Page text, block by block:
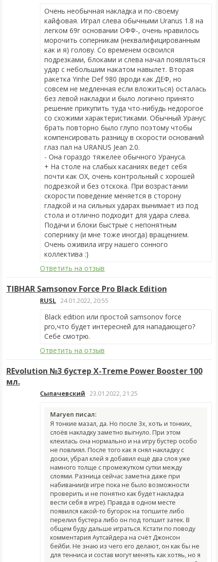
Очень необычная накладка и по-своему
кайфовая. Играл слева обычными Uranus 1.8 на
легком 69г основании ОФФ-, очень нравилось
морочить соперникам (неквалифицированным
как и я) голову. Со временем освоился
подрезками, блоками и слева начал появляться
удар с небольшим накатом навылет. Вторая
ракетка Yinhe Def 980 (вроди как ДЕФ, но
совсем не медленная если вложиться) осталась
без левой накладки и было логично принято
решение прикупить туда что-нибудь недорогое
со схожими характеристиками. Обычный Уранус
брать повторно было глупо поэтому чтобы
компенсировать разницу в скорости оснований
глаз пал на URANUS Jean 2.0.
- Она гораздо тяжелее обычного Урануса.
+ На столе на слабых касаниях ведет себя
почти как ОХ, очень контрольный с хорошей
подрезкой и без отскока. При возрастании
скорости поведение меняется в сторону
гладкой и на сильных ударах вынимает из под
стола и отлично подходит для удара слева.
Подачи и блоки быстрые с непонятным
сопернику (и мне тоже иногда) вращением.
Очень оживила игру нашего сонного
коллектива :)
Ответить на отзыв
TIBHAR Samsonov Force Pro Black Edition
RUSL 24.01.2022, 20:55
Black edition или простой samsonov force
pro,что будет интересней для нападающего?
Себе смотрю.
Ответить на отзыв
REvolution №3 бустер X-Treme Power Booster 100
мл.
Сыпачевский 23.01.2022, 21:25
Maryen писал:
Я тонкие мазал, да. Но после 3х, хоть и тонких,
слоёв накладку заметно выгнуло. При этом
клеилась она нормально и на игру бустер особо
не повлиял. После того как я снял накладку с
доски, убрал клей я добавил ещё два слоя уже
намного толще с промежутком сутки между
слоями. Разница сейчас заметна даже при
набивании(в игре пока не было возможности
проверить и не понятно как будет накладка
вести себя в игре). Правда в одном месте
появился какой-то бугорок на топшите либо
перелил бустера либо он под топшит затек. В
общем буду дальше играться. Кстати по поводу
комментария Аутсайдера на счёт Джонсон
бейби. Не знаю из чего его делают, он как бы не
для тенниса и состав могут менять как хотяь, но я